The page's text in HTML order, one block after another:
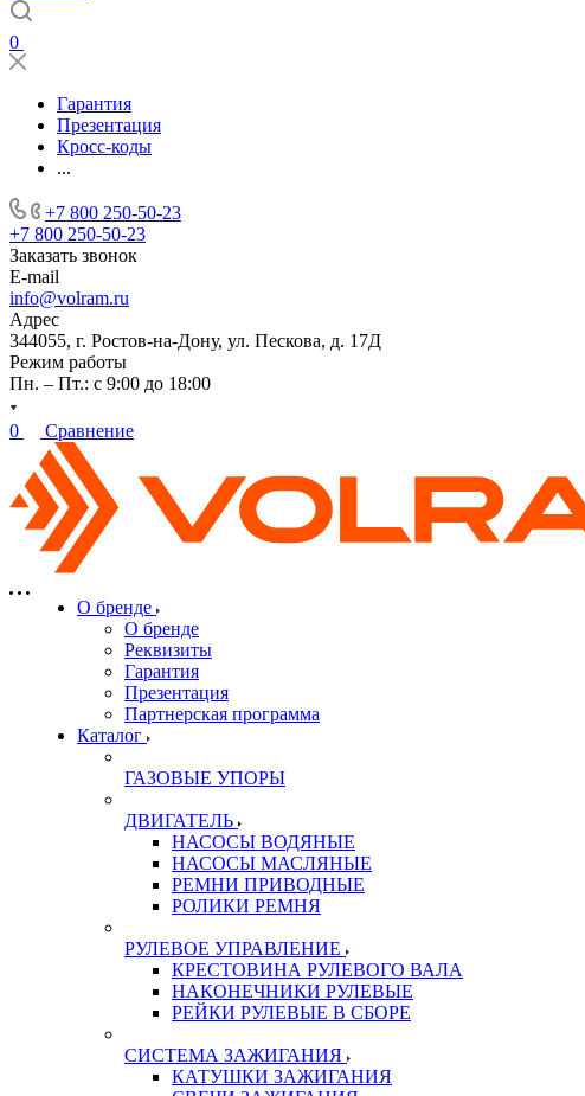
0
Гарантия
Презентация
Кросс-коды
...
+7 800 250-50-23
+7 800 250-50-23
Заказать звонок
E-mail
info@volram.ru
Адрес
344055, г. Ростов-на-Дону, ул. Пескова, д. 17Д
Режим работы
Пн. – Пт.: с 9:00 до 18:00
0 Сравнение
О бренде
О бренде
Реквизиты
Гарантия
Презентация
Партнерская программа
Каталог
ГАЗОВЫЕ УПОРЫ
ДВИГАТЕЛЬ
НАСОСЫ ВОДЯНЫЕ
НАСОСЫ МАСЛЯНЫЕ
РЕМНИ ПРИВОДНЫЕ
РОЛИКИ РЕМНЯ
РУЛЕВОЕ УПРАВЛЕНИЕ
КРЕСТОВИНА РУЛЕВОГО ВАЛА
НАКОНЕЧНИКИ РУЛЕВЫЕ
РЕЙКИ РУЛЕВЫЕ В СБОРЕ
СИСТЕМА ЗАЖИГАНИЯ
КАТУШКИ ЗАЖИГАНИЯ